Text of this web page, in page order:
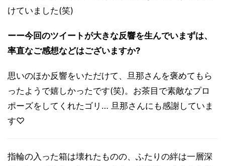
けていました(笑)
ーー今回のツイートが大きな反響を生んでいまずは、
率直なご感想などはございますか?
思いのほか反響をいただけて、旦那さんを褒めてもら
ったようで嬉しかったです(笑)。お茶目で素敵なプロ
ポーズをしてくれたゴリ… 旦那さんにも感謝していま
す♡
指輪の入った箱は壊れたものの、ふたりの絆は一層深